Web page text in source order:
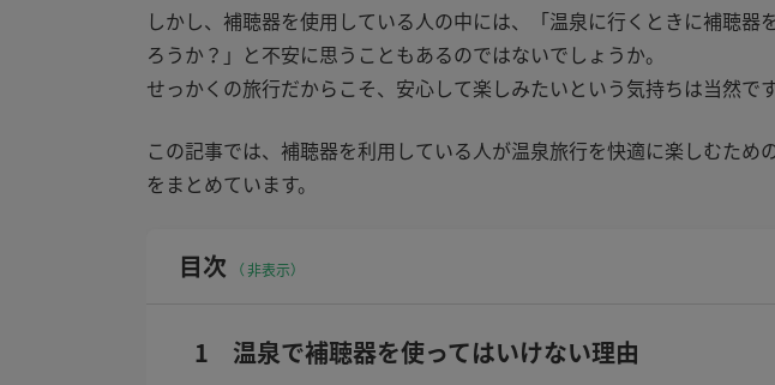
しかし、補聴器を使用している人の中には、「温泉に行くときに補聴器
ろうか？」と不安に思うこともあるのではないでしょうか。
せっかくの旅行だからこそ、安心して楽しみたいという気持ちは当然です
この記事では、補聴器を利用している人が温泉旅行を快適に楽しむため
をまとめています。
目次 非表示
1 温泉で補聴器を使ってはいけない理由